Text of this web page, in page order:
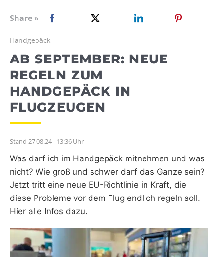
WEBRADIO
Share »
Handgepäck
AB SEPTEMBER: NEUE
REGELN ZUM
HANDGEPÄCK IN
FLUGZEUGEN
Stand 27.08.24 - 13:36 Uhr
Was darf ich im Handgepäck mitnehmen und was
nicht? Wie groß und schwer darf das Ganze sein?
Jetzt tritt eine neue EU-Richtlinie in Kraft, die
diese Probleme vor dem Flug endlich regeln soll.
Hier alle Infos dazu.